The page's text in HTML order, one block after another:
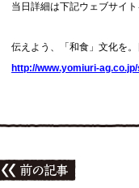
当日詳細は下記ウェブサイ
伝えよう、「和食」文化を
http://www.yomiuri-